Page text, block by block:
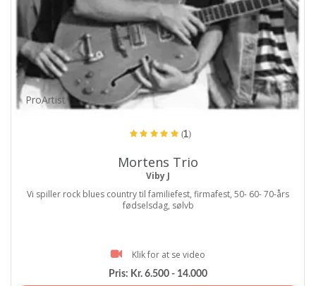
ProArtist
(1)
Mortens Trio
Viby J
Vi spiller rock blues country til familiefest, firmafest, 50- 60- 70-års
fødselsdag, sølvb
Klik for at se video
Pris: Kr. 6.500 - 14.000